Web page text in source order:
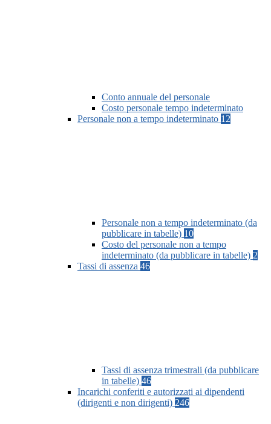
Conto annuale del personale
Costo personale tempo indeterminato
Personale non a tempo indeterminato 12
Personale non a tempo indeterminato (da
pubblicare in tabelle) 10
Costo del personale non a tempo
indeterminato (da pubblicare in tabelle) 2
Tassi di assenza 46
Tassi di assenza trimestrali (da pubblicare
in tabelle) 46
Incarichi conferiti e autorizzati ai dipendenti
(dirigenti e non dirigenti) 246